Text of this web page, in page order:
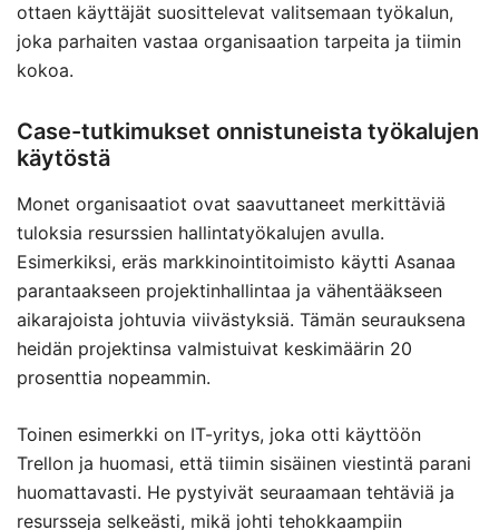
ottaen käyttäjät suosittelevat valitsemaan työkalun,
joka parhaiten vastaa organisaation tarpeita ja tiimin
kokoa.
Case-tutkimukset onnistuneista työkalujen
käytöstä
Monet organisaatiot ovat saavuttaneet merkittäviä
tuloksia resurssien hallintatyökalujen avulla.
Esimerkiksi, eräs markkinointitoimisto käytti Asanaa
parantaakseen projektinhallintaa ja vähentääkseen
aikarajoista johtuvia viivästyksiä. Tämän seurauksena
heidän projektinsa valmistuivat keskimäärin 20
prosenttia nopeammin.
Toinen esimerkki on IT-yritys, joka otti käyttöön
Trellon ja huomasi, että tiimin sisäinen viestintä parani
huomattavasti. He pystyivät seuraamaan tehtäviä ja
resursseja selkeästi, mikä johti tehokkaampiin